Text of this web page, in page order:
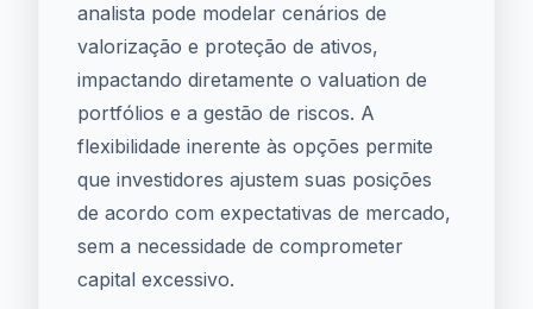
analista pode modelar cenários de
valorização e proteção de ativos,
impactando diretamente o valuation de
portfólios e a gestão de riscos. A
flexibilidade inerente às opções permite
que investidores ajustem suas posições
de acordo com expectativas de mercado,
sem a necessidade de comprometer
capital excessivo.